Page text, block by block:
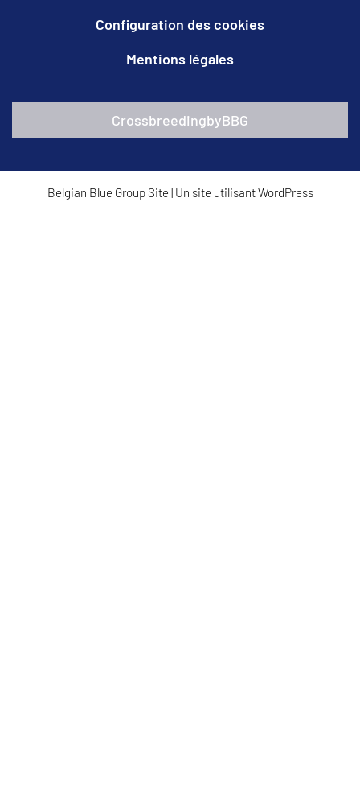
Configuration des cookies
Mentions légales
CrossbreedingbyBBG
Belgian Blue Group Site | Un site utilisant WordPress